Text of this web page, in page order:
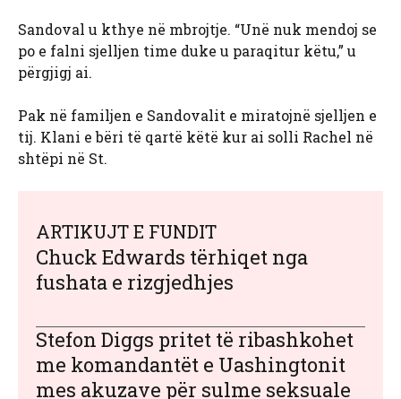
Sandoval u kthye në mbrojtje. “Unë nuk mendoj se
po e falni sjelljen time duke u paraqitur këtu,” u
përgjigj ai.
Pak në familjen e Sandovalit e miratojnë sjelljen e
tij. Klani e bëri të qartë këtë kur ai solli Rachel në
shtëpi në St.
ARTIKUJT E FUNDIT
Chuck Edwards tërhiqet nga
fushata e rizgjedhjes
Stefon Diggs pritet të ribashkohet
me komandantët e Uashingtonit
mes akuzave për sulme seksuale